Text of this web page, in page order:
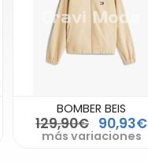
BOMBER VERDE
139,90€ 97,93€
más variaciones